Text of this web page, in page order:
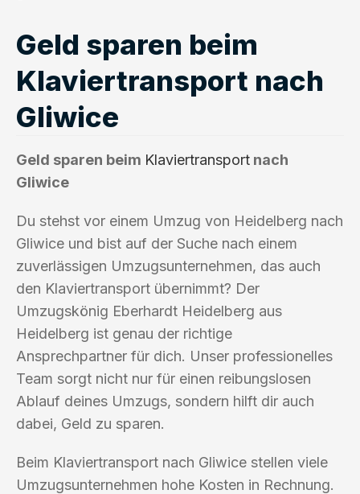
Geld sparen beim
Klaviertransport nach
Gliwice
Geld sparen beim Klaviertransport nach
Gliwice
Du stehst vor einem Umzug von Heidelberg nach
Gliwice und bist auf der Suche nach einem
zuverlässigen Umzugsunternehmen, das auch
den Klaviertransport übernimmt? Der
Umzugskönig Eberhardt Heidelberg aus
Heidelberg ist genau der richtige
Ansprechpartner für dich. Unser professionelles
Team sorgt nicht nur für einen reibungslosen
Ablauf deines Umzugs, sondern hilft dir auch
dabei, Geld zu sparen.
Beim Klaviertransport nach Gliwice stellen viele
Umzugsunternehmen hohe Kosten in Rechnung.